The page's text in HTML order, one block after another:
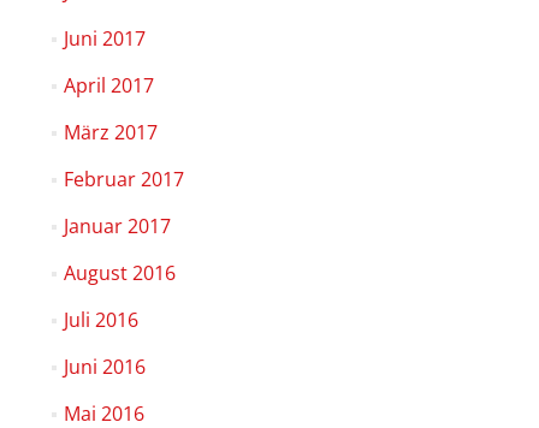
Juni 2017
April 2017
März 2017
Februar 2017
Januar 2017
August 2016
Juli 2016
Juni 2016
Mai 2016